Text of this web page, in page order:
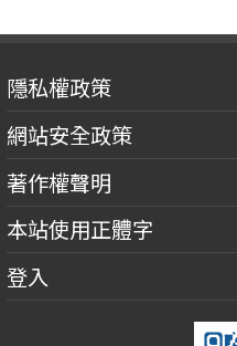
隱私權政策
網站安全政策
著作權聲明
本站使用正體字
登入